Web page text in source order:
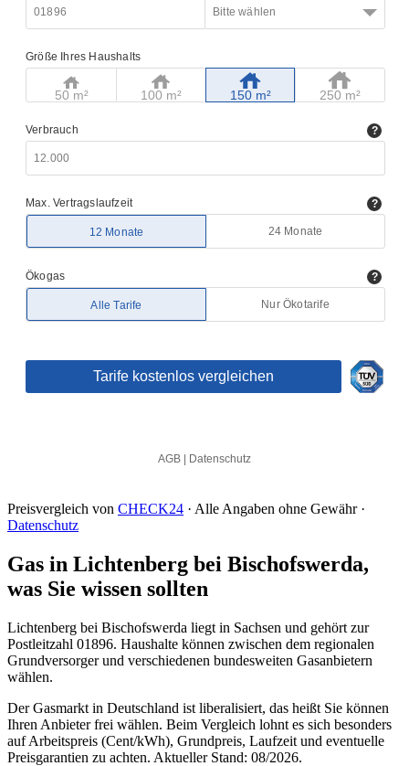
Preisvergleich von CHECK24 · Alle Angaben ohne Gewähr ·
Datenschutz
Gas in Lichtenberg bei Bischofswerda,
was Sie wissen sollten
Lichtenberg bei Bischofswerda liegt in Sachsen und gehört zur
Postleitzahl 01896. Haushalte können zwischen dem regionalen
Grundversorger und verschiedenen bundesweiten Gasanbietern
wählen.
Der Gasmarkt in Deutschland ist liberalisiert, das heißt Sie können
Ihren Anbieter frei wählen. Beim Vergleich lohnt es sich besonders
auf Arbeitspreis (Cent/kWh), Grundpreis, Laufzeit und eventuelle
Preisgarantien zu achten. Aktueller Stand: 08/2026.